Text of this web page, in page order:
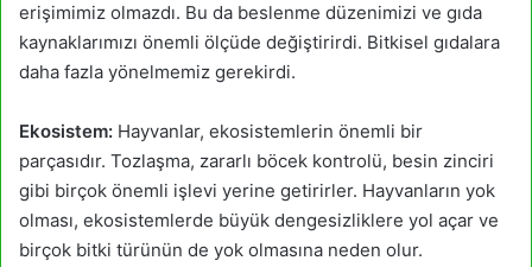
erişimimiz olmazdı. Bu da beslenme düzenimizi ve gıda
kaynaklarımızı önemli ölçüde değiştirirdi. Bitkisel gıdalara
daha fazla yönelmemiz gerekirdi.
Ekosistem: Hayvanlar, ekosistemlerin önemli bir
parçasıdır. Tozlaşma, zararlı böcek kontrolü, besin zinciri
gibi birçok önemli işlevi yerine getirirler. Hayvanların yok
olması, ekosistemlerde büyük dengesizliklere yol açar ve
birçok bitki türünün de yok olmasına neden olur.